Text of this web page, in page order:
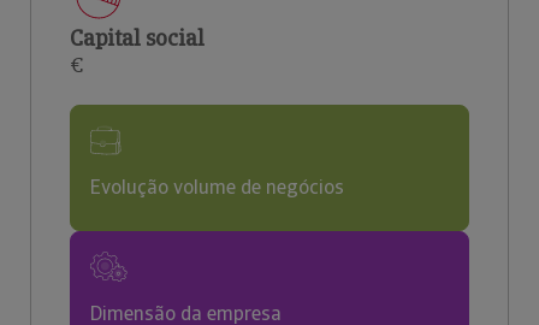
Capital social
€
Evolução volume de negócios
Dimensão da empresa